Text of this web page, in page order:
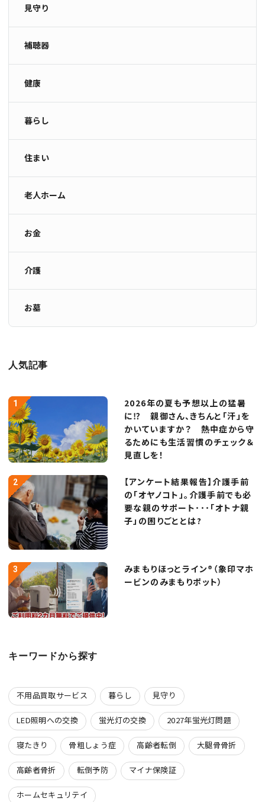
見守り
補聴器
健康
暮らし
住まい
老人ホーム
お金
介護
お墓
人気記事
2026年の夏も予想以上の猛暑
に⁉ 親御さん、きちんと「汗」を
かいていますか？ 熱中症から守
るためにも生活習慣のチェック＆
見直しを！
【アンケート結果報告】介護手前
の「オヤノコト」。介護手前でも必
要な親のサポート･･･「オトナ親
子」の困りごととは?
みまもりほっとライン®（象印マホ
ービンのみまもりポット）
キーワードから探す
不用品買取サービス 暮らし 見守り
LED照明への交換 蛍光灯の交換 2027年蛍光灯問題
寝たきり 骨粗しょう症 高齢者転倒 大腿骨骨折
高齢者骨折 転倒予防 マイナ保険証
ホームセキュリテイ